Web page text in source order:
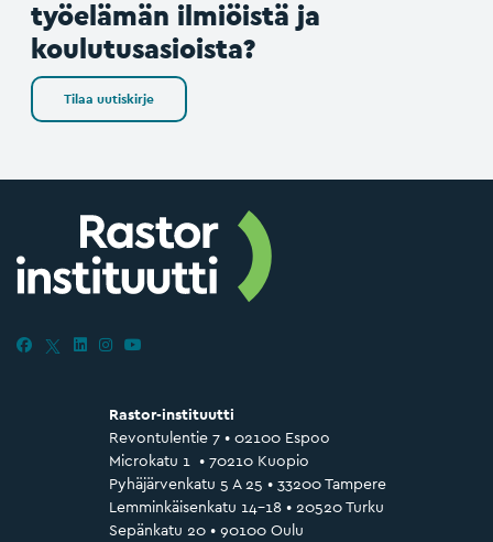
työelämän ilmiöistä ja
koulutusasioista?
Tilaa uutiskirje
Rastor-instituutti
Revontulentie 7 • 02100 Espoo
Microkatu 1 • 70210 Kuopio
Pyhäjärvenkatu 5 A 25 • 33200 Tampere
Lemminkäisenkatu 14–18 • 20520 Turku
Sepänkatu 20 • 90100 Oulu